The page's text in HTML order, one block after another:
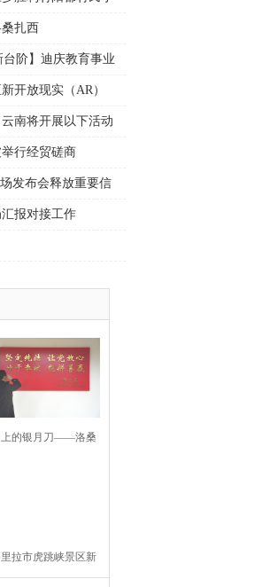
增收路
扎西
台阶】迪庆教育事业
铸魂育桃李
开放现实（AR）
南将开展以下活动
行经贸磋商
发布会释放重要信
报对接工作
上的银月刀——洛桑
拉市虎跳峡景区新